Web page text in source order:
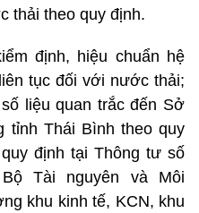
thải theo quy định.
định, hiệu chuẩn hệ
tục đối với nước thải;
liệu quan trắc đến Sở
tỉnh Thái Bình theo quy
định tại Thông tư số
Bộ Tài nguyên và Môi
khu kinh tế, KCN, khu